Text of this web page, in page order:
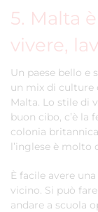
5. Malta
vivere,
Un paese bello e
un mix di culture
Malta. Lo stile di
buon cibo, c’è la
colonia
l’inglese è molto
È facile avere
vicino. Si può
andare a scuola